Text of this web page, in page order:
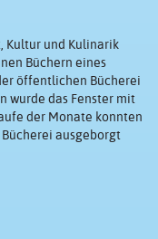
Kultur und Kulinarik
Büchern eines
öffentlichen Bücherei
wurde das Fenster mit
der Monate konnten
ausgeborgt